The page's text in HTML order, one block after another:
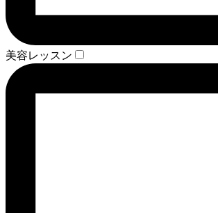
美容レッスン